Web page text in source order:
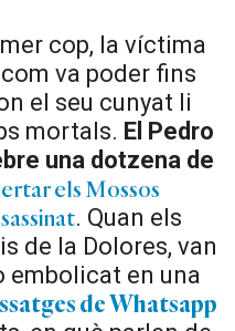
cop, la víctima
va poder fins
el seu cunyat li
mortals. El Pedro
una dotzena de
els Mossos
. Quan els
de la Dolores, van
embolicat en una
de Whatsapp